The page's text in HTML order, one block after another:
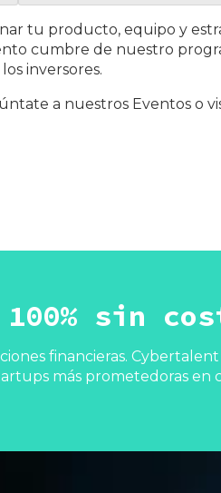
tu producto, equipo y
cumbre de nuestro
inversores.
a nuestros Eventos o
100% sin
financieras. Cybertalent
más prometedoras en